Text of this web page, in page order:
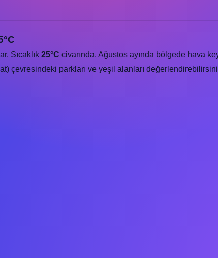
Sıcaklık 25°C civarında. Ağustos ayında bölgede hava
çevresindeki parkları ve yeşil alanları